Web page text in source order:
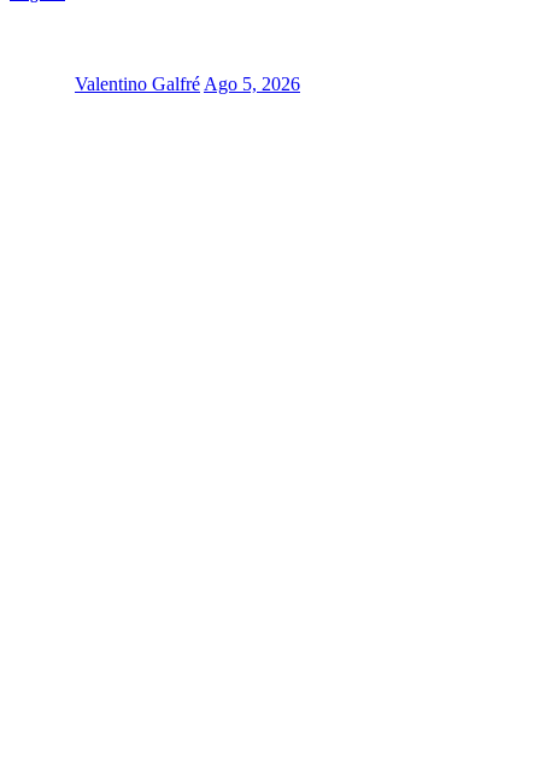
Valentino Galfré Ago 5, 2026